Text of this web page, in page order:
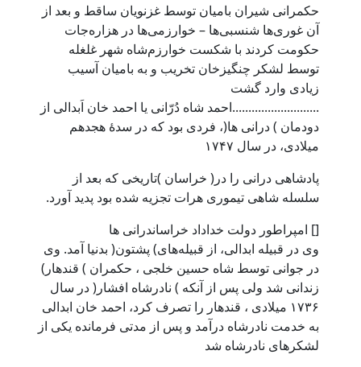
حکمرانی شیران بامیان توسط غزنویان ساقط و بعد از
آن غوری‌ها شنسبی‌ها – خوارزمی‌ها در هزاره‌جات
حکومت کردند با شکست خوارزم‌شاه شهر غلغله
توسط لشکر چنگیزخان تخریب و به بامیان آسیب
زیادی وارد گشت
...........................احمد شاه دُرّانی یا احمد خان اَبدالی از
دودمان ) درانی ها(، فردی بود که در سدهٔ هجدهم
میلادی، در سال ۱۷۴۷
پادشاهی درانی را در( خراسان )تاریخی که بعد از
سلسله شاهی تیموری هرات تجزیه شده بود پدید آورد.
[] امپراطور دولت خداداد خراساندرانی ها
وی در قبیله ابدالی، از قبیله‌های) پشتون( بدنیا آمد. وی
در جوانی توسط شاه حسین خلجی ، حکمران ) قندهار)
زندانی شد ولی پس از آنکه ) نادرشاه افشار( در سال
۱۷۳۶ میلادی ، قندهار را تصرف کرد، احمد خان ابدالی
به خدمت نادرشاه درآمد و پس از مدتی فرمانده یکی از
لشکرهای نادرشاه شد